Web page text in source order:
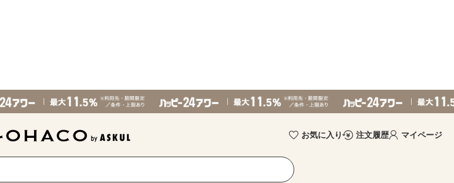
お気に入り 注文履歴 マイページ